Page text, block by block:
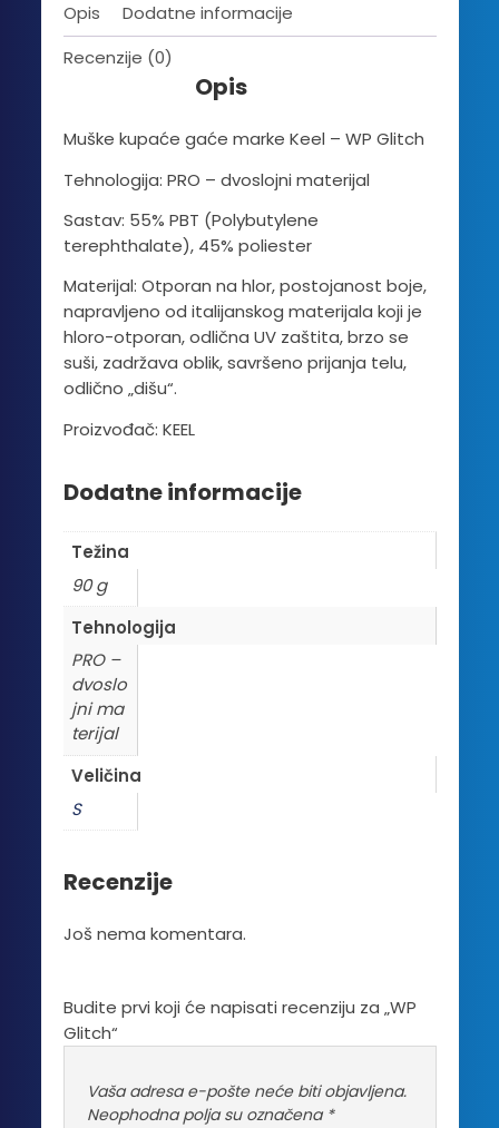
Opis
Dodatne informacije
Recenzije (0)
Opis
Muške kupaće gaće marke Keel – WP Glitch
Tehnologija: PRO – dvoslojni materijal
Sastav: 55% PBT (Polybutylene
terephthalate), 45% poliester
Materijal: Otporan na hlor, postojanost boje,
napravljeno od italijanskog materijala koji je
hloro-otporan, odlična UV zaštita, brzo se
suši, zadržava oblik, savršeno prijanja telu,
odlično „dišu“.
Proizvođač: KEEL
Dodatne informacije
Težina
90 g
Tehnologija
PRO –
dvoslo
jni ma
terijal
Veličina
S
Recenzije
Još nema komentara.
Budite prvi koji će napisati recenziju za „WP
Glitch“
Vaša adresa e-pošte neće biti objavljena.
Neophodna polja su označena *